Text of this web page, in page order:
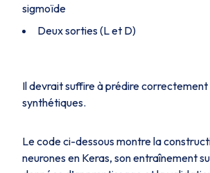
sigmoïde
Deux sorties (L et D)
Il devrait suffire à prédire
synthétiques.
Le code ci-dessous montre la
neurones en Keras, son entraînement